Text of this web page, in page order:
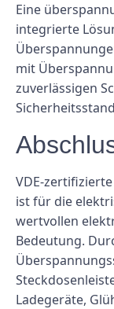
Eine
integrierte
mit
zuverlässigen
VDE-
ist für die
wertvollen
Bedeutung.
Ladegeräte,